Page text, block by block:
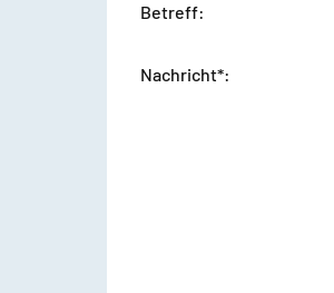
Betreff:
Nachricht*: